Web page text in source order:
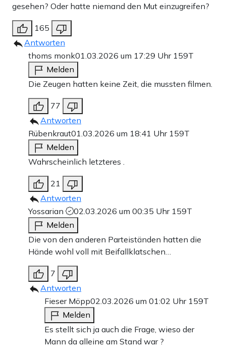
gesehen? Oder hatte niemand den Mut einzugreifen?
165
Antworten
thoms monk01.03.2026 um 17:29 Uhr 159T
Melden
Die Zeugen hatten keine Zeit, die mussten filmen.
77
Antworten
Rübenkraut01.03.2026 um 18:41 Uhr 159T
Melden
Wahrscheinlich letzteres .
21
Antworten
Yossarian
02.03.2026 um 00:35 Uhr 159T
Melden
Die von den anderen Parteiständen hatten die
Hände wohl voll mit Beifallklatschen…
7
Antworten
Fieser Möpp02.03.2026 um 01:02 Uhr 159T
Melden
Es stellt sich ja auch die Frage, wieso der
Mann da alleine am Stand war ?